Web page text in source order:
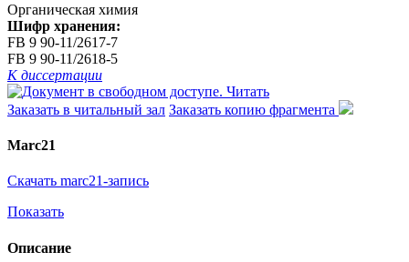
Органическая химия
Шифр хранения:
FB 9 90-11/2617-7
FB 9 90-11/2618-5
К диссертации
Читать
Заказать в читальный зал Заказать копию фрагмента
Marc21
Скачать marc21-запись
Показать
Описание